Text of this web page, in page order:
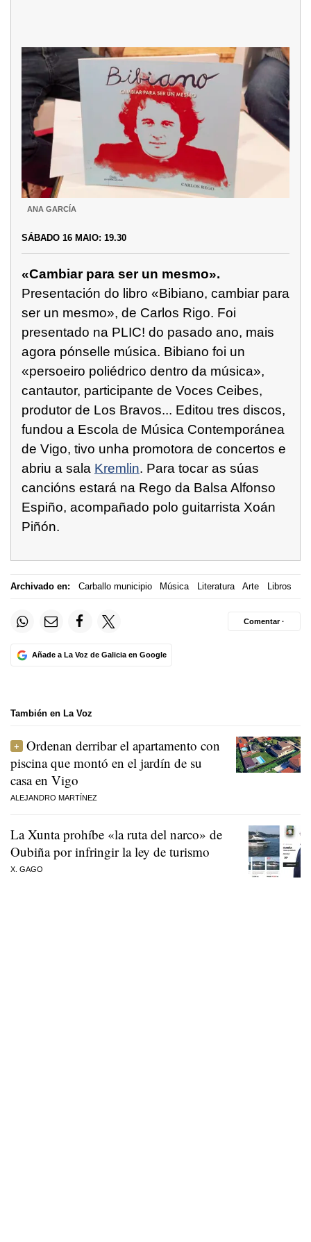
ANA GARCÍA
SÁBADO 16 MAIO: 19.30
«Cambiar para ser un mesmo».
Presentación do libro «Bibiano, cambiar para
ser un mesmo», de Carlos Rigo. Foi
presentado na PLIC! do pasado ano, mais
agora pónselle música. Bibiano foi un
«persoeiro poliédrico dentro da música»,
cantautor, participante de Voces Ceibes,
produtor de Los Bravos... Editou tres discos,
fundou a Escola de Música Contemporánea
de Vigo, tivo unha promotora de concertos e
abriu a sala Kremlin. Para tocar as súas
cancións estará na Rego da Balsa Alfonso
Espiño, acompañado polo guitarrista Xoán
Piñón.
Archivado en: Carballo municipio Música Literatura Arte Libros
Añade a La Voz de Galicia en Google
Comentar ·
También en La Voz
Ordenan derribar el apartamento con
piscina que montó en el jardín de su
casa en Vigo
ALEJANDRO MARTÍNEZ
La Xunta prohíbe «la ruta del narco» de
Oubiña por infringir la ley de turismo
X. GAGO